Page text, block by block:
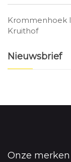
Krommenhoek
Kruithof
Nieuwsbrief
Onze merken